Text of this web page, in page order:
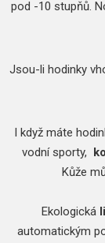
pod -10 stupňů.
Jsou-li hodinky
I když máte
vodní sporty,
Kůže
​Ekologická
automatickým